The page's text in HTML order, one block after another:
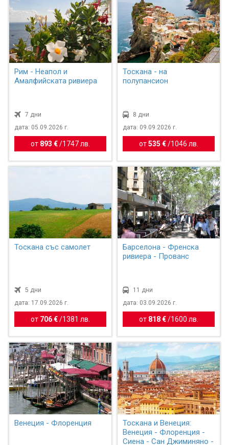
Рим - Неапол и
Амалфийската ривиера
7 дни
дата: 05.09.2026 г.
от 893 € / 1747 лв.
Тоскана - на
полупансион
8 дни
дата: 09.09.2026 г.
от535 €/ 1046 лв.
Тоскана със самолет
5 дни
дата: 17.09.2026 г.
от 706 € / 1381 лв.
Барселона - Френска
ривиера - Прованс
11 дни
дата: 03.09.2026 г.
от 818 €/ 1600 лв.
Венеция - Флоренция
Тоскана и Венеция:
Венеция - Флоренция -
Сиена - Сан Джиминяно -